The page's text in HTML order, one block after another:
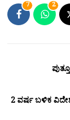
7 2
2 ವರ್ಷ ಬಳಿಕ